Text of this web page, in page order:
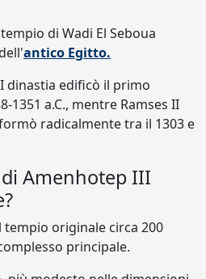
di Wadi El Seboua
antico Egitto.
dinastia edificò il primo
1351 a.C., mentre Ramses II
radicalmente tra il 1303 e
Amenhotep III
originale circa 200
principale.